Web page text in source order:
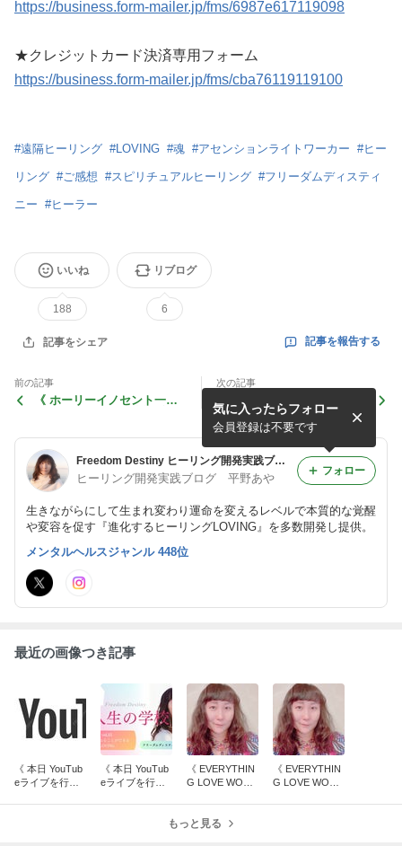
https://business.form-mailer.jp/fms/6987e617119098
★クレジットカード決済専用フォーム
https://business.form-mailer.jp/fms/cba76119119100
#遠隔ヒーリング #LOVING #魂 #アセンションライトワーカー #ヒー
リング #ご感想 #スピリチュアルヒーリング #フリーダムディスティ
ニー #ヒーラー
いいね
188
リブログ
6
記事をシェア 記事を報告する
前の記事
《 ホーリーイノセント一斉L
次の記事
《 EVERYTHING LOVE WO
RLD マゼンタフレイムご感
想 その２ 》
Freedom Destiny ヒーリング開発実践ブログ
ヒーリング開発実践ブログ 平野あや
生きながらにして生まれ変わり運命を変えるレベルで本質的な覚醒
や変容を促す『進化するヒーリングLOVING』を多数開発し提供。
気に入ったらフォロー
会員登録は不要です
フォロー
メンタルヘルスジャンル 448位
最近の画像つき記事
《 本日 YouTub
eライブを行い
《 本日 YouTub
eライブを行い
《 EVERYTHIN
G LOVE WORL
授」》
《 EVERYTHIN
G LOVE WORL
もっと見る